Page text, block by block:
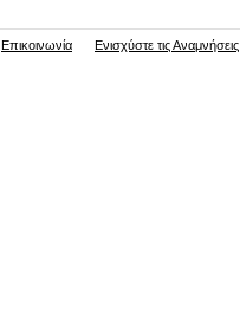
Επικοινωνία Ενισχύστε τις Αναμνήσεις